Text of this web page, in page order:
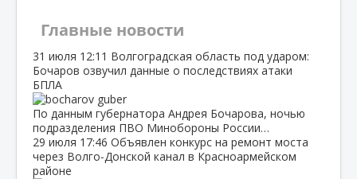
Главные новости
31 июля 12:11 Волгоградская область под ударом:
Бочаров озвучил данные о последствиях атаки
БПЛА
По данным губернатора Андрея Бочарова, ночью
подразделения ПВО Минобороны России…
29 июля 17:46 Объявлен конкурс на ремонт моста
через Волго‑Донской канал в Красноармейском
районе